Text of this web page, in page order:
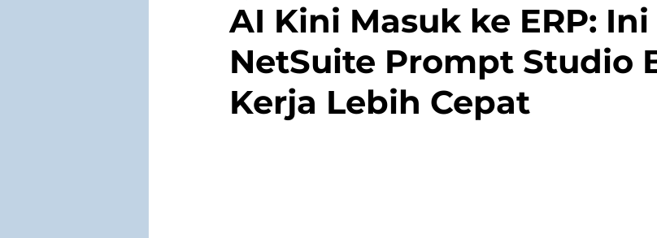
Educational and Training Tools Supply Chain and Operations
Cyber Security Use Case AI/Technology Business Planning &
AI Kini Masuk ke ERP: Ini
NetSuite Prompt Studio
Kerja Lebih Cepat